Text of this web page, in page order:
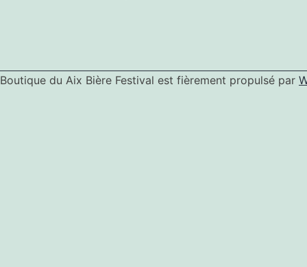
Boutique du Aix Bière Festival est fièrement propulsé par